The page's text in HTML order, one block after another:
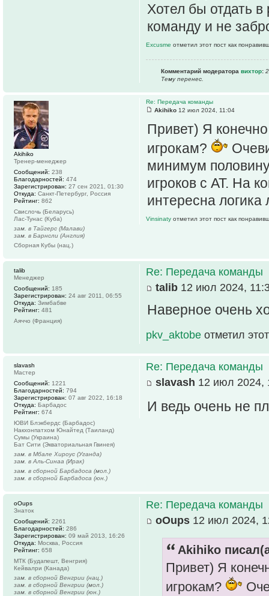
Хотел бы отдать
команду и не
Excusme отметил этот пост как
Комментарий модератора вихтор:
Тему перенес.
Re: Передача команды
Akihiko 12 июл 2024, 11:04
Привет) Я
игрокам?
минимум
игроков с АТ. На
интересна логика
Vinsinaty отметил этот пост как
Akihiko
Тренер-менеджер
Сообщений: 238
Благодарностей: 474
Зарегистрирован: 27 сен 2021, 01:30
Откуда: Санкт-Петербург, Россия
Рейтинг: 862
Свислочь (Беларусь)
Лас-Тунас (Куба)
зам. в Тайгерс (Малави)
зам. в Барнсли (Англия)
Сборная Кубы (нац.)
Re: Передача команды
talib 12 июл 2024,
Наверное очень
pkv_aktobe отметил
talib
Менеджер
Сообщений: 185
Зарегистрирован: 24 авг 2011, 06:55
Откуда: Зимбабве
Рейтинг: 481
Аяччо (Франция)
Re: Передача команды
slavash 12 июл 2024,
И ведь очень не
slavash
Мастер
Сообщений: 1221
Благодарностей: 794
Зарегистрирован: 07 авг 2022, 16:18
Откуда: Барбадос
Рейтинг: 674
ЮВИ Блэкбердс (Барбадос)
Накхонпатхом Юнайтед (Таиланд)
Сумы (Украина)
Бат Сити (Экваториальная Гвинея)
зам. в Мбале Хироус (Уганда)
зам. в Аль-Синаа (Ирак)
зам. в сборной Барбадоса (мол.)
зам. в сборной Барбадоса (юн.)
Re: Передача команды
oOups 12 июл 2024,
Akihiko
Привет) Я
игрокам?
oOups
Знаток
Сообщений: 2261
Благодарностей: 286
Зарегистрирован: 09 май 2013, 16:26
Откуда: Москва, Россия
Рейтинг: 658
МТК (Будапешт, Венгрия)
Кейвалри (Канада)
зам. в сборной Венгрии (нац.)
зам. в сборной Венгрии (мол.)
зам. в сборной Венгрии (юн.)